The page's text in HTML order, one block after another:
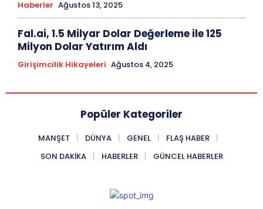
Haberler Ağustos 13, 2025
Fal.ai, 1.5 Milyar Dolar Değerleme ile 125
Milyon Dolar Yatırım Aldı
Girişimcilik Hikayeleri Ağustos 4, 2025
Popüler Kategoriler
MANŞET DÜNYA GENEL
FLAŞ HABER
SON DAKIKA
HABERLER GÜNCEL HABERLER